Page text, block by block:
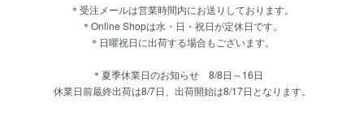
＊受注メールは営業時間内にお送りしております。
＊Online Shopは水・日・祝日が定休日です。
＊日曜祝日に出荷する場合もございます。
＊夏季休業日のお知らせ 8/8日～16日
休業日前最終出荷は8/7日、出荷開始は8/17日となります。